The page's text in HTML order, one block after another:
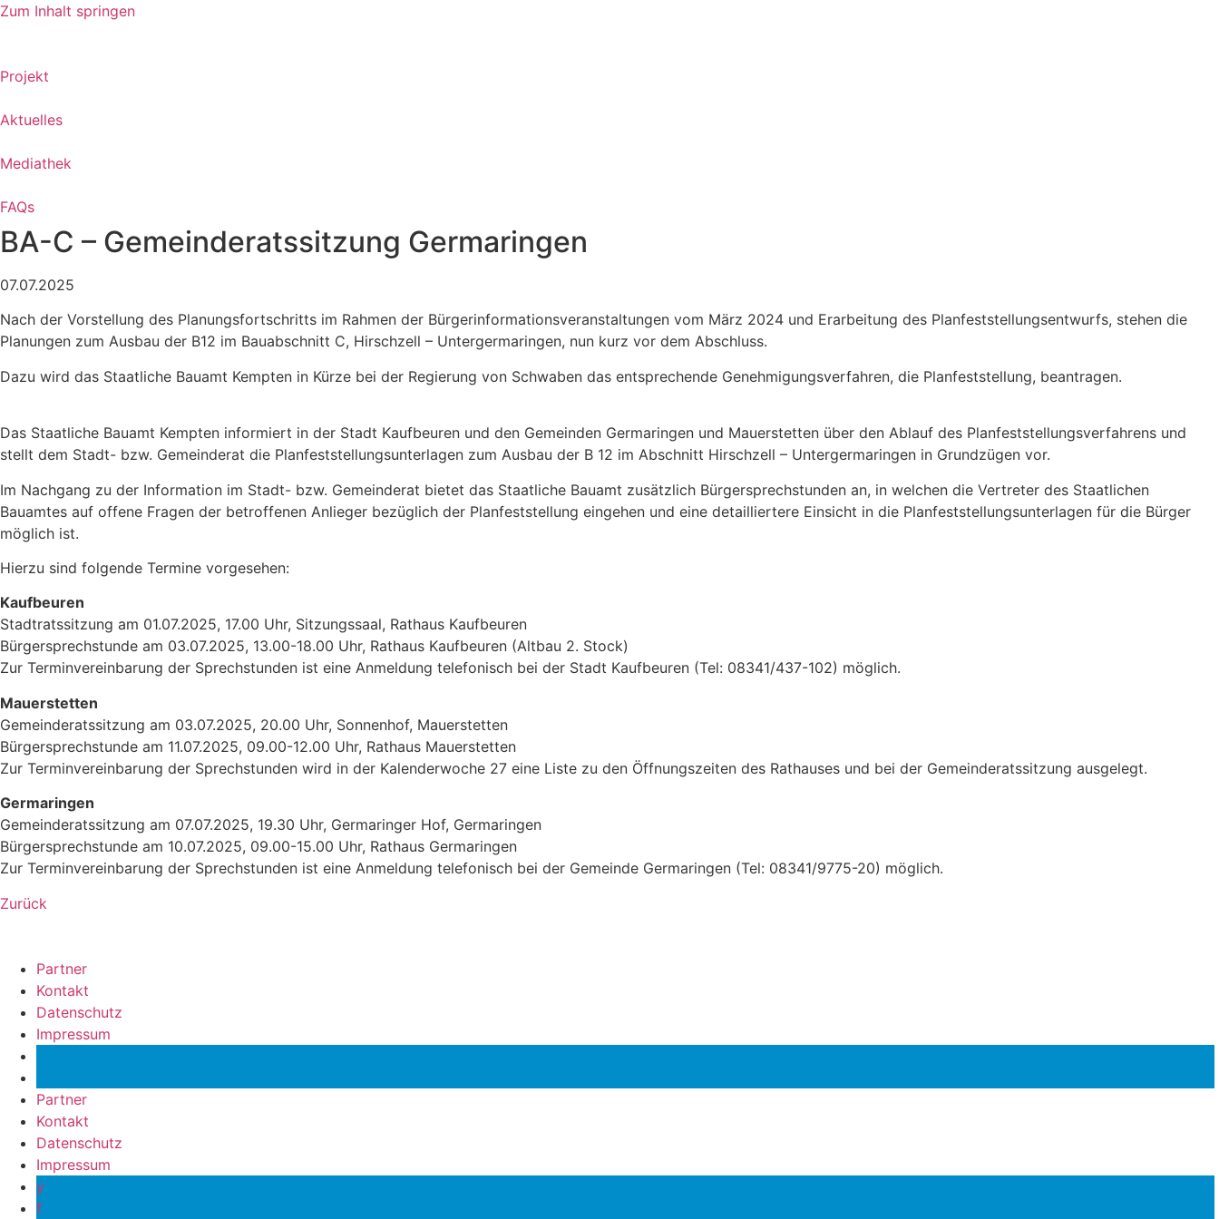
Zum Inhalt springen
Projekt
Aktuelles
Mediathek
FAQs
BA-C – Gemeinderatssitzung Germaringen
07.07.2025
Nach der Vorstellung des Planungsfortschritts im Rahmen der Bürgerinformationsveranstaltungen vom März 2024 und Erarbeitung des Planfeststellungsentwurfs, stehen die
Planungen zum Ausbau der B12 im Bauabschnitt C, Hirschzell – Untergermaringen, nun kurz vor dem Abschluss.
Dazu wird das Staatliche Bauamt Kempten in Kürze bei der Regierung von Schwaben das entsprechende Genehmigungsverfahren, die Planfeststellung, beantragen.
Das Staatliche Bauamt Kempten informiert in der Stadt Kaufbeuren und den Gemeinden Germaringen und Mauerstetten über den Ablauf des Planfeststellungsverfahrens und
stellt dem Stadt- bzw. Gemeinderat die Planfeststellungsunterlagen zum Ausbau der B 12 im Abschnitt Hirschzell – Untergermaringen in Grundzügen vor.
Im Nachgang zu der Information im Stadt- bzw. Gemeinderat bietet das Staatliche Bauamt zusätzlich Bürgersprechstunden an, in welchen die Vertreter des Staatlichen
Bauamtes auf offene Fragen der betroffenen Anlieger bezüglich der Planfeststellung eingehen und eine detailliertere Einsicht in die Planfeststellungsunterlagen für die Bürger
möglich ist.
Hierzu sind folgende Termine vorgesehen:
Kaufbeuren
Stadtratssitzung am 01.07.2025, 17.00 Uhr, Sitzungssaal, Rathaus Kaufbeuren
Bürgersprechstunde am 03.07.2025, 13.00-18.00 Uhr, Rathaus Kaufbeuren (Altbau 2. Stock)
Zur Terminvereinbarung der Sprechstunden ist eine Anmeldung telefonisch bei der Stadt Kaufbeuren (Tel: 08341/437-102) möglich.
Mauerstetten
Gemeinderatssitzung am 03.07.2025, 20.00 Uhr, Sonnenhof, Mauerstetten
Bürgersprechstunde am 11.07.2025, 09.00-12.00 Uhr, Rathaus Mauerstetten
Zur Terminvereinbarung der Sprechstunden wird in der Kalenderwoche 27 eine Liste zu den Öffnungszeiten des Rathauses und bei der Gemeinderatssitzung ausgelegt.
Germaringen
Gemeinderatssitzung am 07.07.2025, 19.30 Uhr, Germaringer Hof, Germaringen
Bürgersprechstunde am 10.07.2025, 09.00-15.00 Uhr, Rathaus Germaringen
Zur Terminvereinbarung der Sprechstunden ist eine Anmeldung telefonisch bei der Gemeinde Germaringen (Tel: 08341/9775-20) möglich.
Zurück
Partner
Kontakt
Datenschutz
Impressum
Partner
Kontakt
Datenschutz
Impressum
y
f